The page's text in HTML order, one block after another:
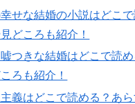
せな結婚の小説はどこ
どころも紹介！
つきな結婚はどこで読
ろも紹介！
義はどこで読める？あ